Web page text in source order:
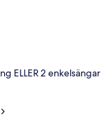
ELLER 2 enkelsängar